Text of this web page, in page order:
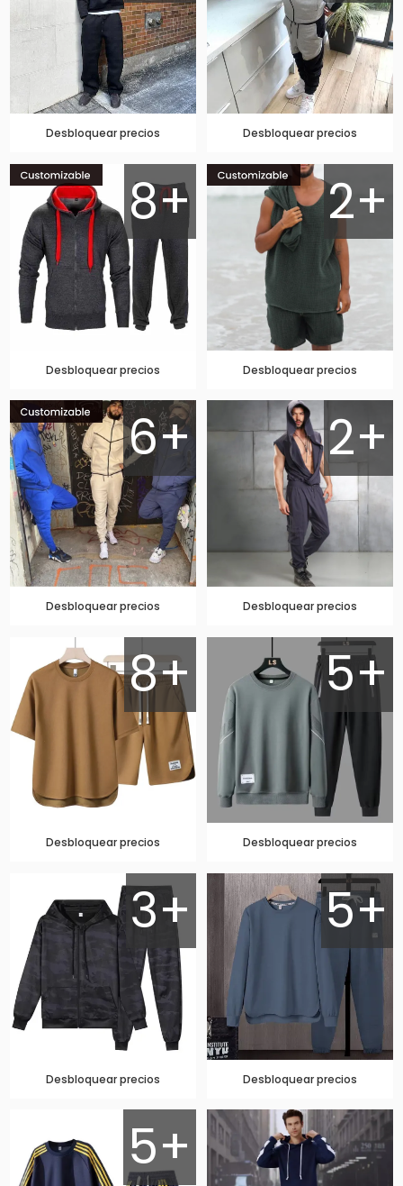
Desbloquear precios Desbloquear precios
8+
Desbloquear precios
2+
Desbloquear precios
6+
Desbloquear precios
2+
Desbloquear precios
8+
Desbloquear precios
5+
Desbloquear precios
3+
Desbloquear precios
5+
Desbloquear precios
5+